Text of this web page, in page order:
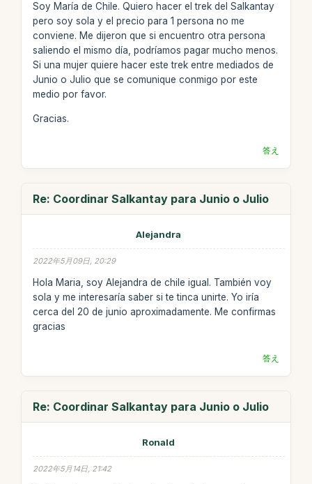
Soy María de Chile. Quiero hacer el trek del Salkantay
pero soy sola y el precio para 1 persona no me
conviene. Me dijeron que si encuentro otra persona
saliendo el mismo día, podríamos pagar mucho menos.
Si una mujer quiere hacer este trek entre mediados de
Junio o Julio que se comunique conmigo por este
medio por favor.
Gracias.
答え
Re: Coordinar Salkantay para Junio o Julio
Alejandra
2022年5月09日, 20:29
Hola Maria, soy Alejandra de chile igual. También voy
sola y me interesaría saber si te tinca unirte. Yo iría
cerca del 20 de junio aproximadamente. Me confirmas
gracias
答え
Re: Coordinar Salkantay para Junio o Julio
Ronald
2022年5月14日, 21:42